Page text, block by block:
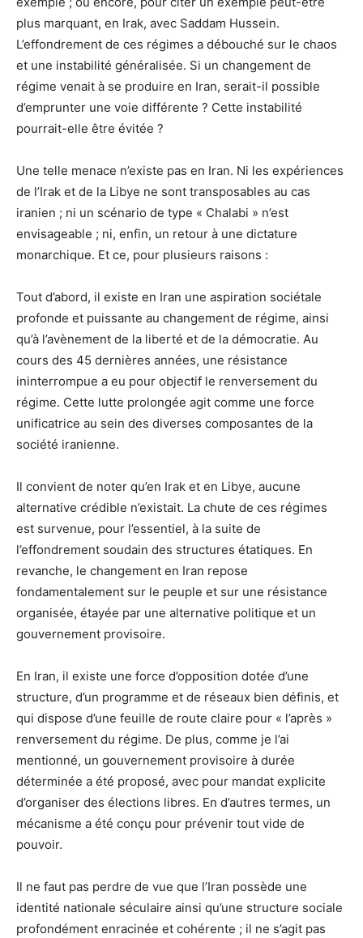
plus marquant, en Irak, avec Saddam Hussein.
L’effondrement de ces régimes a débouché sur le chaos
et une instabilité généralisée. Si un changement de
régime venait à se produire en Iran, serait-il possible
d’emprunter une voie différente ? Cette instabilité
pourrait-elle être évitée ?
Une telle menace n’existe pas en Iran. Ni les expériences
de l’Irak et de la Libye ne sont transposables au cas
iranien ; ni un scénario de type « Chalabi » n’est
envisageable ; ni, enfin, un retour à une dictature
monarchique. Et ce, pour plusieurs raisons :
Tout d’abord, il existe en Iran une aspiration sociétale
profonde et puissante au changement de régime, ainsi
qu’à l’avènement de la liberté et de la démocratie. Au
cours des 45 dernières années, une résistance
ininterrompue a eu pour objectif le renversement du
régime. Cette lutte prolongée agit comme une force
unificatrice au sein des diverses composantes de la
société iranienne.
Il convient de noter qu’en Irak et en Libye, aucune
alternative crédible n’existait. La chute de ces régimes
est survenue, pour l’essentiel, à la suite de
l’effondrement soudain des structures étatiques. En
revanche, le changement en Iran repose
fondamentalement sur le peuple et sur une résistance
organisée, étayée par une alternative politique et un
gouvernement provisoire.
En Iran, il existe une force d’opposition dotée d’une
structure, d’un programme et de réseaux bien définis, et
qui dispose d’une feuille de route claire pour « l’après »
renversement du régime. De plus, comme je l’ai
mentionné, un gouvernement provisoire à durée
déterminée a été proposé, avec pour mandat explicite
d’organiser des élections libres. En d’autres termes, un
mécanisme a été conçu pour prévenir tout vide de
pouvoir.
Il ne faut pas perdre de vue que l’Iran possède une
identité nationale séculaire ainsi qu’une structure sociale
profondément enracinée et cohérente ; il ne s’agit pas